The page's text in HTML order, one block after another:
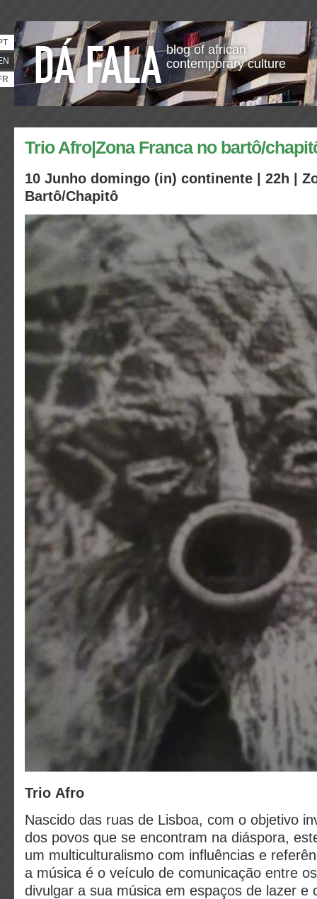
blog of african
contemporary culture
Trio Afro|Zona Franca no bartô/
10 Junho domingo (in) continente | 22h |
Bartô/Chapitô
Trio Afro
Nascido das ruas de Lisboa, com o objetivo
dos povos que se encontram na diáspora,
um multiculturalismo com influências e
a música é o veículo de comunicação entre
divulgar a sua música em espaços de lazer e